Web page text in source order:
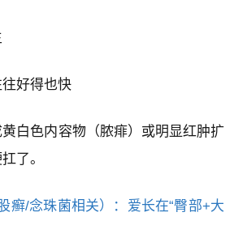
好得也快
白色内容物（脓痱）或明显红肿扩
了。
癣/念珠菌相关）：爱长在“臀部+大